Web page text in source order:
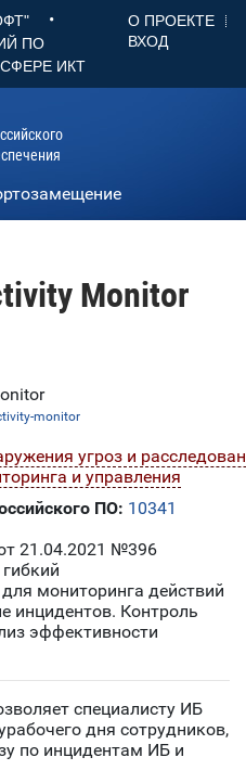
•
ПО
ИКТ
О ПРОЕКТЕ
ВХОД
Monitor
monitor
угроз и
и управления
ПО: 10341
21.04.2021 №396
мониторинга действий
инцидентов. Контроль
эффективности
специалисту ИБ
дня сотрудников,
по инцидентам ИБ и